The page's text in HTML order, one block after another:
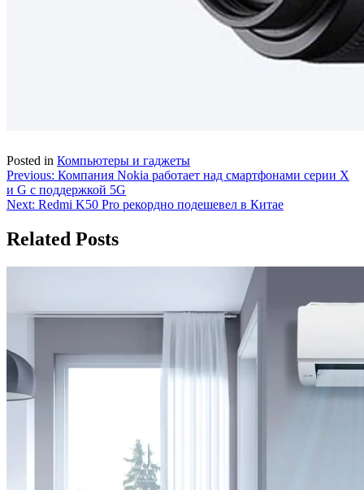
Posted in Компьютеры и гаджеты
Навигация
по
Previous: Компания Nokia работает над смартфонами серии X
и G с поддержкой 5G
Next: Redmi K50 Pro рекордно подешевел в Китае
Related Posts